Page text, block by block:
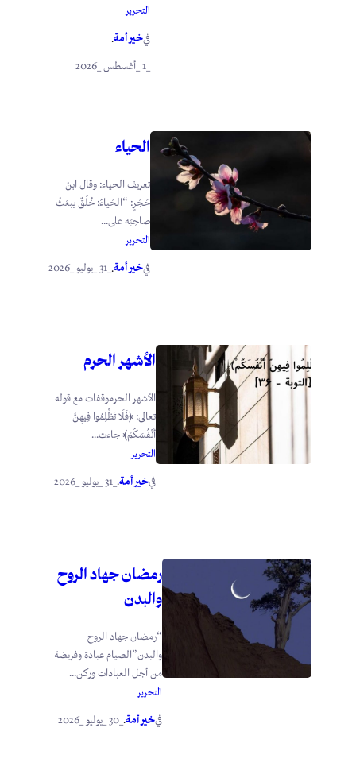
التحرير
فيخير أمة.
_1 _أغسطس _2026
الحياء
تعريف الحياء: وقال ابنُ
حَجَرٍ: “الحَياءُ: خُلُقٌ يبعَثُ
صاحِبَه على...
التحرير
فيخير أمة.
الأشهر الحرم
الأشهر الحرموقفات مع قوله
تعالى: ﴿فَلَا تَظْلِمُوا فِيهِنَّ
أَنْفُسَكُمْ﴾ جاءت...
التحرير
فيخير أمة. _31 _يوليو _2026
رمضان جهاد الروح
والبدن
“رمضان جهاد الروح
والبدن”الصيام عبادة وفريضة
من أجل العبادات وركن...
التحرير
فيخير أمة.